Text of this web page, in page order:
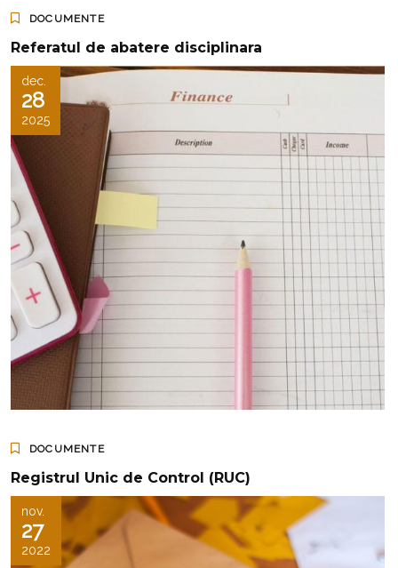
DOCUMENTE
Referatul de abatere disciplinara
dec.
28
2025
DOCUMENTE
Registrul Unic de Control (RUC)
nov.
27
2022